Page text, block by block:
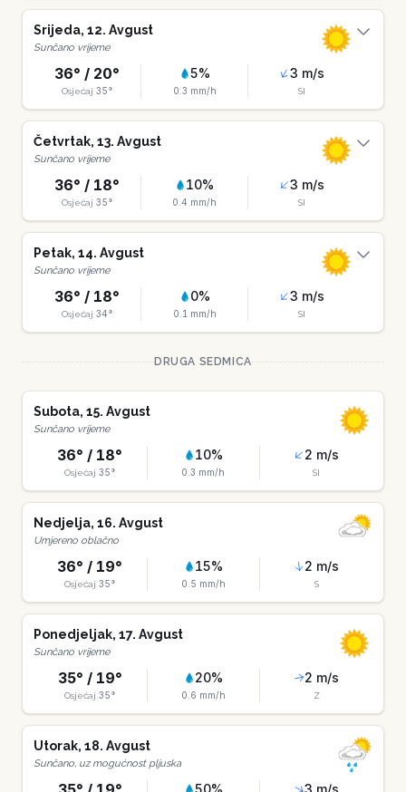
Srijeda, 12. Avgust
Sunčano vrijeme
36° / 20°
Osjećaj 35°
5%
0.3 mm/h
3 m/s
SI
Četvrtak, 13. Avgust
Sunčano vrijeme
36° / 18°
Osjećaj 35°
10%
0.4 mm/h
3 m/s
SI
Petak, 14. Avgust
Sunčano vrijeme
36° / 18°
Osjećaj 34°
0%
0.1 mm/h
3 m/s
SI
DRUGA SEDMICA
Subota, 15. Avgust
Sunčano vrijeme
36° / 18°
Osjećaj 35°
10%
0.3 mm/h
2 m/s
SI
Nedjelja, 16. Avgust
Umjereno oblačno
36° / 19°
Osjećaj 35°
15%
0.5 mm/h
2 m/s
S
Ponedjeljak, 17. Avgust
Sunčano vrijeme
35° / 19°
Osjećaj 35°
20%
0.6 mm/h
2 m/s
Z
Utorak, 18. Avgust
Sunčano, uz mogućnost pljuska
50% 3 m/s